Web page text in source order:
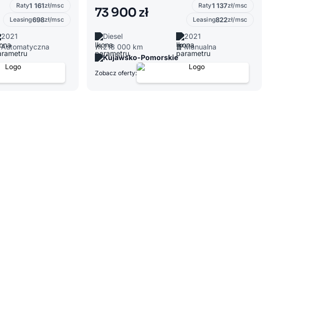
Raty1 161zł/msc
Leasing698zł/msc
2021
Automatyczna
73 900 zł Raty1 137zł/msc
Leasing822zł/msc
Diesel
2021
218 000 km
Manualna
Kujawsko-Pomorskie
Zobacz oferty: